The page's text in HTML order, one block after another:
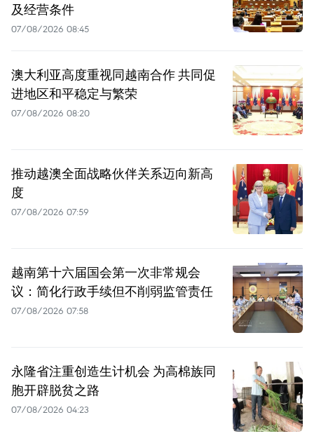
及经营条件
07/08/2026 08:45
澳大利亚高度重视同越南合作 共同促
进地区和平稳定与繁荣
07/08/2026 08:20
推动越澳全面战略伙伴关系迈向新高
度
07/08/2026 07:59
越南第十六届国会第一次非常规会
议：简化行政手续但不削弱监管责任
07/08/2026 07:58
永隆省注重创造生计机会 为高棉族同
胞开辟脱贫之路
07/08/2026 04:23